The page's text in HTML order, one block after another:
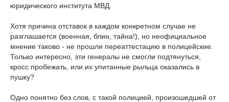
юридического института МВД.
Хотя причина отставок в каждом конкретном случае не
разглашается (военная, блин, тайна!), но неофициальное
мнение таково - не прошли переаттестацию в полицейские.
Только интересно, эти генералы не смогли подтянуться,
кросс пробежать, или их упитанные рыльца оказались в
пушку?
Одно понятно без слов, с такой полицией, произошедшей от